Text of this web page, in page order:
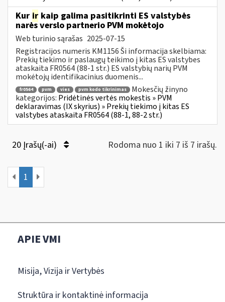
Kur ir kaip galima pasitikrinti ES valstybės
narės verslo partnerio PVM mokėtojo
Web turinio sąrašas 2025-07-15
Registracijos numeris KM1156 Ši informacija skelbiama:
Prekių tiekimo ir paslaugų teikimo į kitas ES valstybes
ataskaita FR0564 (88-1 str.) ES valstybių narių PVM
mokėtojų identifikacinius duomenis...
fr0564 pvm vies pvm kodo tikrinimas
Mokesčių žinyno
kategorijos: Pridėtinės vertės mokestis » PVM
deklaravimas (IX skyrius) » Prekių tiekimo į kitas ES
valstybes ataskaita FR0564 (88-1, 88-2 str.)
20 Įrašų(-ai) Rodoma nuo 1 iki 7 iš 7 irašų.
1
APIE VMI
Misija, Vizija ir Vertybės
Struktūra ir kontaktinė informacija